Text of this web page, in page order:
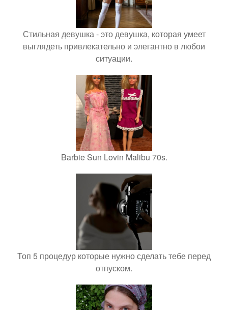
Стильная девушка - это девушка, которая умеет
выглядеть привлекательно и элегантно в любои
ситуации.
Barbie Sun Lovin Malibu 70s.
Топ 5 процедур которые нужно сделать тебе перед
отпуском.